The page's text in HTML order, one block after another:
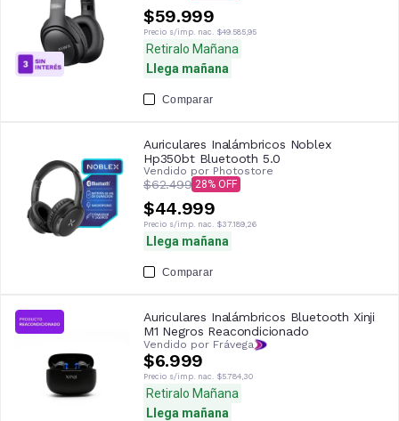
$59.999
Precio s/imp. nac. $49.585,95
Retiralo Mañana
Llega mañana
Comparar
Auriculares Inalámbricos Noblex
Hp350bt Bluetooth 5.0
Vendido por Photostore
$62.499 28
$44.999
Precio s/imp. nac. $37.189,26
Llega mañana
Comparar
Auriculares Inalámbricos Bluetooth Xinji
M1 Negros Reacondicionado
Vendido por Frávega
$6.999
Precio s/imp. nac. $5.784,30
Retiralo Mañana
Llega mañana